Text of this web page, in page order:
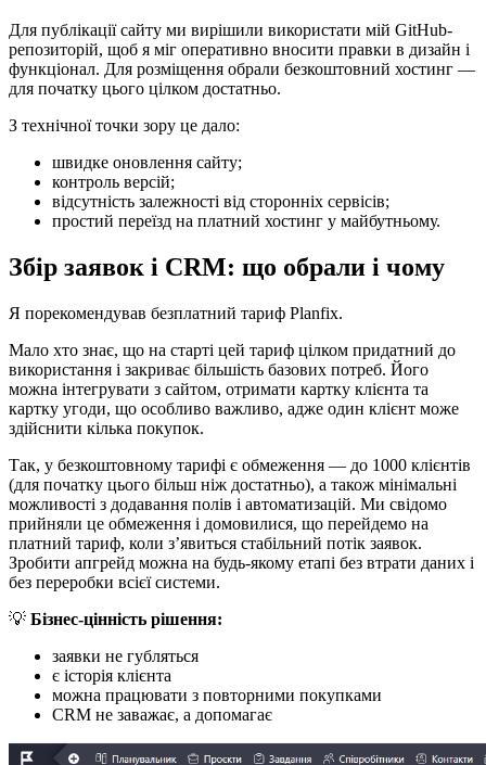
Для публікації сайту ми вирішили використати мій GitHub-
репозиторій, щоб я міг оперативно вносити правки в дизайн і
функціонал. Для розміщення обрали безкоштовний хостинг —
для початку цього цілком достатньо.
З технічної точки зору це дало:
швидке оновлення сайту;
контроль версій;
відсутність залежності від сторонніх сервісів;
простий переїзд на платний хостинг у майбутньому.
Збір заявок і CRM: що обрали і чому
Я порекомендував безплатний тариф Planfix.
Мало хто знає, що на старті цей тариф цілком придатний до
використання і закриває більшість базових потреб. Його
можна інтегрувати з сайтом, отримати картку клієнта та
картку угоди, що особливо важливо, адже один клієнт може
здійснити кілька покупок.
Так, у безкоштовному тарифі є обмеження — до 1000 клієнтів
(для початку цього більш ніж достатньо), а також мінімальні
можливості з додавання полів і автоматизацій. Ми свідомо
прийняли це обмеження і домовилися, що перейдемо на
платний тариф, коли з’явиться стабільний потік заявок.
Зробити апгрейд можна на будь-якому етапі без втрати даних і
без переробки всієї системи.
💡 Бізнес-цінність рішення:
заявки не губляться
є історія клієнта
можна працювати з повторними покупками
CRM не заважає, а допомагає